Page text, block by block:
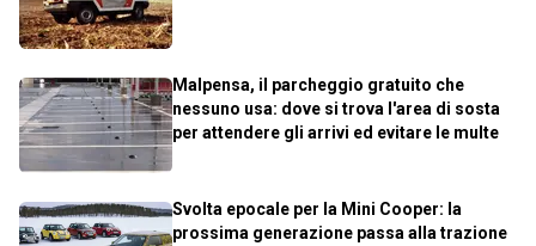
Malpensa, il parcheggio gratuito che
nessuno usa: dove si trova l'area di sosta
per attendere gli arrivi ed evitare le multe
Svolta epocale per la Mini Cooper: la
prossima generazione passa alla trazione